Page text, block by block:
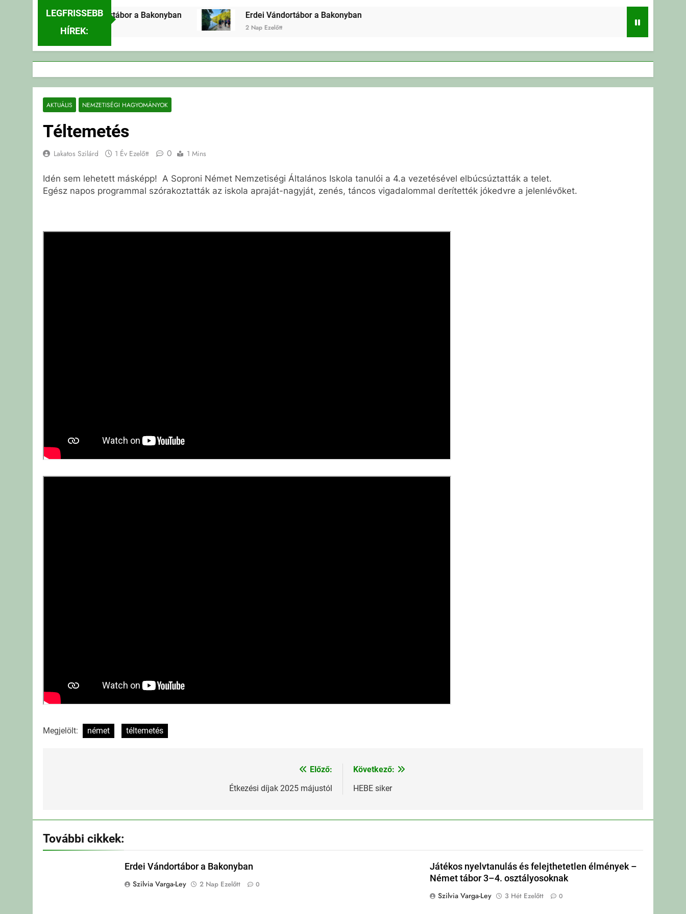
LEGFRISSEBB
HÍREK:
Erdei Vándortábor a Bakonyban
2 Nap Ezelőtt
Erdei Vándortábor a Bakonyban
2 Nap Ezelőtt
AKTUÁLIS NEMZETISÉGI HAGYOMÁNYOK
Téltemetés
Lakatos Szilárd 1 Év Ezelőtt 0 1 Mins
Idén sem lehetett másképp! A Soproni Német Nemzetiségi Általános Iskola tanulói a 4.a vezetésével elbúcsúztatták a telet.
Egész napos programmal szórakoztatták az iskola apraját-nagyját, zenés, táncos vigadalommal derítették jókedvre a jelenlévőket.
Megjelölt: német téltemetés
Előző:
Étkezési díjak 2025 májustól
Következő:
HEBE siker
További cikkek:
Erdei Vándortábor a Bakonyban
Szilvia Varga-Ley
2 Nap Ezelőtt 0
Játékos nyelvtanulás és felejthetetlen élmények –
Német tábor 3–4. osztályosoknak
Szilvia Varga-Ley
3 Hét Ezelőtt 0